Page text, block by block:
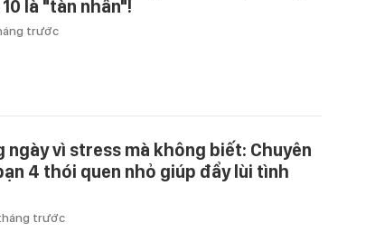
là "tàn nhẫn"!
trước
ngày vì stress mà không biết: Chuyên
4 thói quen nhỏ giúp đẩy lùi tình
trước